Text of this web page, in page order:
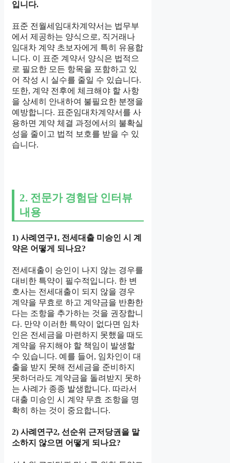
입니다.
표준 전월세임대차계약서는 법무부
에서 제공하는 양식으로, 직거래나
임대차 계약 초보자에게 특히 유용합
니다. 이 표준 계약서 양식은 법적으
로 필요한 모든 항목을 포함하고 있
어 작성 시 실수를 줄일 수 있습니다.
또한, 계약 전후에 체크해야 할 사항
을 상세히 안내하여 불필요한 분쟁을
예방합니다. 표준임대차계약서를 사
용하면 계약 체결 과정에서의 불확실
성을 줄이고 법적 보호를 받을 수 있
습니다.
2. 전문가 경험담 인터뷰
내용
1) 사례연구1, 전세대출 미승인 시 계
약은 어떻게 되나요?
전세대출이 승인이 나지 않는 경우를
대비한 특약이 필수적입니다. 한 변
호사는 전세대출이 되지 않을 경우
계약을 무효로 하고 계약금을 반환한
다는 조항을 추가하는 것을 권장합니
다. 만약 이러한 특약이 없다면 임차
인은 전세금을 마련하지 못했을 때도
계약을 유지해야 할 책임이 발생할
수 있습니다. 예를 들어, 임차인이 대
출을 받지 못해 전세금을 준비하지
못하더라도 계약금을 돌려받지 못하
는 사례가 종종 발생합니다. 따라서
대출 미승인 시 계약 무효 조항을 명
확히 하는 것이 중요합니다.
2) 사례연구2, 선순위 근저당권을 말
소하지 않으면 어떻게 되나요?